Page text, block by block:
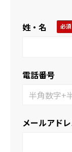
姓・名
電話番号
メールアド